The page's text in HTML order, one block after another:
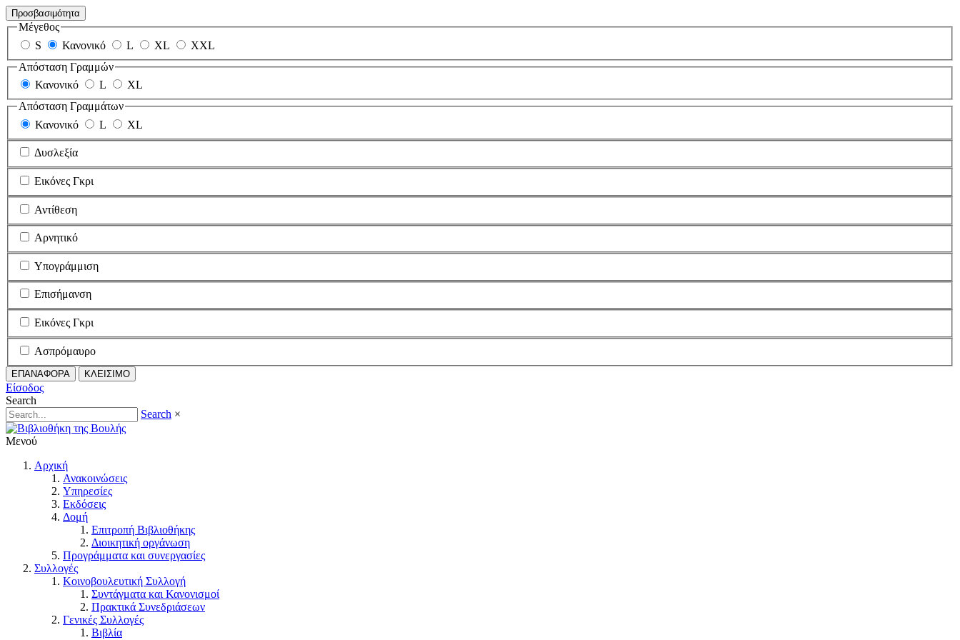
Προσβασιμότητα
Μέγεθος
S
Κανονικό L XL
XXL
Απόσταση Γραμμών
Κανονικό
L
XL
Απόσταση Γραμμάτων
Κανονικό
L XL
Δυσλεξία
Εικόνες Γκρι
Αντίθεση
Αρνητικό
Υπογράμμιση
Επισήμανση
Εικόνες Γκρι
Ασπρόμαυρο
ΕΠΑΝΑΦΟΡΑ ΚΛΕΙΣΙΜΟ
Είσοδος
Search
Search ×
Μενού
Αρχική
Ανακοινώσεις
Υπηρεσίες
Εκδόσεις
Δομή
Επιτροπή Βιβλιοθήκης
Διοικητική οργάνωση
Προγράμματα και συνεργασίες
Συλλογές
Κοινοβουλευτική Συλλογή
Συντάγματα και Κανονισμοί
Πρακτικά Συνεδριάσεων
Γενικές Συλλογές
Βιβλία